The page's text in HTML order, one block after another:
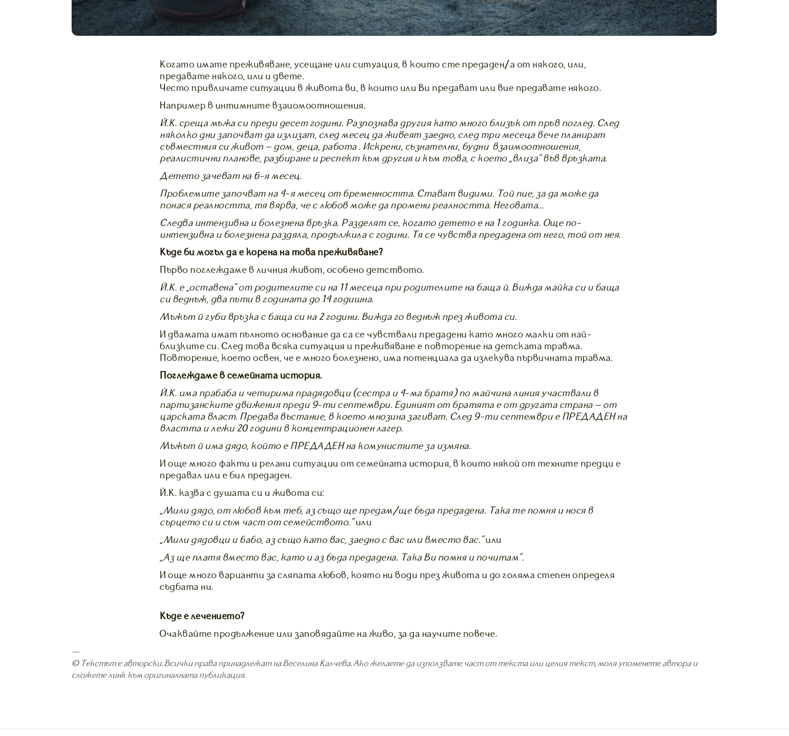
Когато имате преживяване, усещане или ситуация, в които сте предаден/а от някого, или,
предавате някого, или и двете.
Често привличате ситуации в живота ви, в които или Ви предават или вие предавате някого.
Например в интимните взаиомоотношения.
Й.К. среща мъжа си преди десет години. Разпознава другия като много близък от пръв поглед. След
няколко дни започват да излизат, след месец да живеят заедно, след три месеца вече планират
съвместния си живот – дом, деца, работа … Искрени, съзнателни, будни взаимоотношения,
реалистични планове, разбиране и респект към другия и към това, с което „влиза” във връзката.
Детето зачеват на 6-я месец.
Проблемите започват на 4-я месец от бременността. Стават видими. Той пие, за да може да
понася реалността, тя вярва, че с любов може да промени реалността. Неговата…..
Следва интензивна и болезнена връзка. Разделят се, когато детето е на 1 годинка. Още по-
интензивна и болезнена раздяла, продължила с години. Тя се чувства предадена от него, той от нея.
Къде би могъл да е корена на това преживяване?
Първо поглеждаме в личния живот, особено детството.
Й.К. е „оставена” от родителите си на 11 месеца при родителите на баща й. Вижда майка си и баща
си веднъж, два пъти в годината до 14 годишна.
Мъжът й губи връзка с баща си на 2 години. Вижда го веднъж през живота си.
И двамата имат пълното основание да са се чувствали предадени като много малки от най-
близките си. След това всяка ситуация и преживяване е повторение на детската травма.
Повторение, което освен, че е много болезнено, има потенциала да излекува първичната травма.
Поглеждаме в семейната история.
Й.К. има прабаба и четирима прадядовци (сестра и 4-ма братя) по майчина линия участвали в
партизанските движения преди 9-ти септември. Единият от братята е от другата страна – от
царската власт. Предава въстание, в което мнозина загиват. След 9-ти септември е ПРЕДАДЕН на
властта и лежи 20 години в концентрационен лагер.
Мъжът й има дядо, който е ПРЕДАДЕН на комунистите за измяна.
И още много факти и релани ситуации от семейната история, в които някой от техните предци е
предавал или е бил предаден.
Й.К. казва с душата си и живота си:
„Мили дядо, от любов към теб, аз също ще предам/ще бъда предадена. Така те помня и нося в
сърцето си и съм част от семейството.”или
„Мили дядовци и бабо, аз също като вас, заедно с вас или вместо вас.”или
„Аз ще платя вместо вас, като и аз бъда предадена. Така Ви помня и почитам”.
И още много варианти за сляпата любов, която ни води през живота и до голяма степен определя
съдбата ни.
Къде е лечението?
Очаквайте продължение или заповядайте на живо, за да научите повече.
—
© Текстът е авторски. Всички права принадлежат на Веселина Калчева. Ако желаете да използвате част от текста или целия текст, моля упоменете автора и
сложете линк към оригиналната публикация.